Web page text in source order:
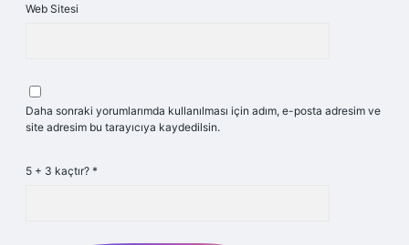
Web Sitesi
Daha sonraki yorumlarımda kullanılması için adım, e-posta adresim ve
site adresim bu tarayıcıya kaydedilsin.
5 + 3 kaçtır? *